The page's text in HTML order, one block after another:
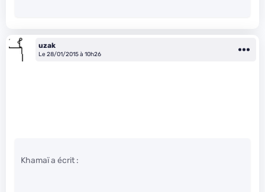
uzak
Le 28/01/2015 à 10h26
Khamaï a écrit :